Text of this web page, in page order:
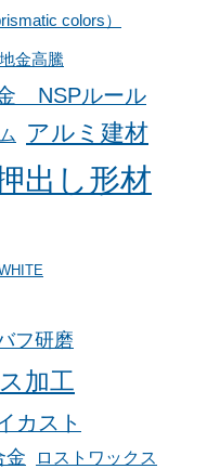
colors）
金高騰
NSPルール
アルミ建材
出し形材
フ研磨
加工
カスト
金 ロストワックス